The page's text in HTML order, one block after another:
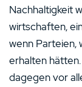
Nachhaltigkeit
wirtschaften,
wenn Parteien,
erhalten
dagegen vor